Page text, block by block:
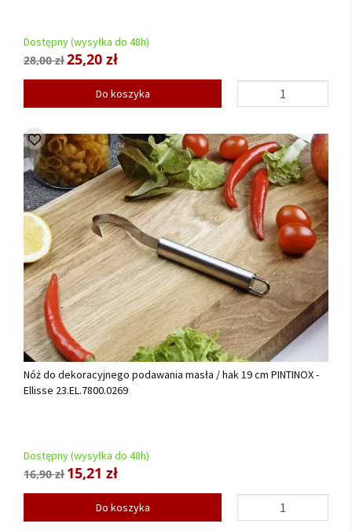
Dostępny (wysyłka do 48h)
28,00 zł25,20 zł
Do koszyka
Nóż do dekoracyjnego podawania masła / hak 19 cm PINTINOX -
Ellisse 23.EL.7800.0269
Dostępny (wysyłka do 48h)
16,90 zł 15,21 zł
Do koszyka